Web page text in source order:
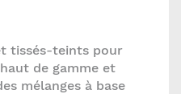
tissés-teints pour
de gamme et
mélanges à base